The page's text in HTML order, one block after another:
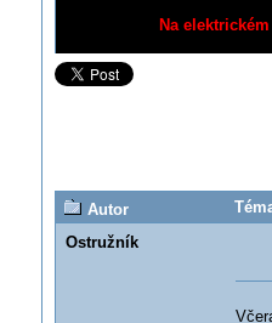
Na
Autor
Ostružník